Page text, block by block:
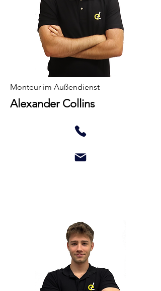
Monteur im Außendienst
Alexander Collins